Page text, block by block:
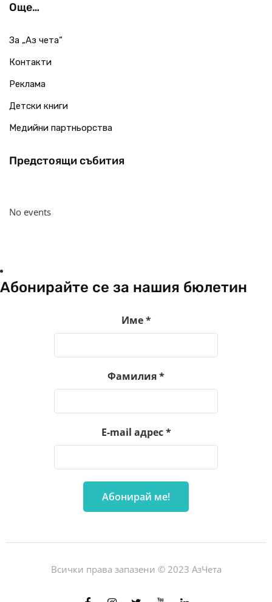
Още…
За „Аз чета“
Контакти
Реклама
Детски книги
Медийни партньорства
Предстоящи събития
No events
Абонирайте се за нашия бюлетин
Име*
Фамилия*
E-mail адрес*
Всички права запазени © 2023 АзЧета